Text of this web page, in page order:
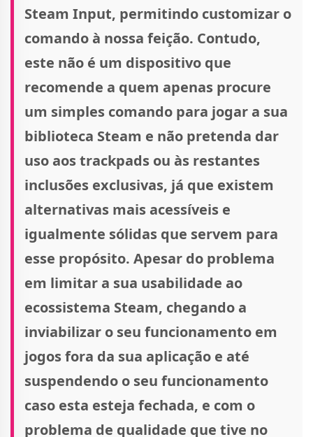
Steam Input, permitindo customizar o
comando à nossa feição. Contudo,
este não é um dispositivo que
recomende a quem apenas procure
um simples comando para jogar a sua
biblioteca Steam e não pretenda dar
uso aos trackpads ou às restantes
inclusões exclusivas, já que existem
alternativas mais acessíveis e
igualmente sólidas que servem para
esse propósito. Apesar do problema
em limitar a sua usabilidade ao
ecossistema Steam, chegando a
inviabilizar o seu funcionamento em
jogos fora da sua aplicação e até
suspendendo o seu funcionamento
caso esta esteja fechada, e com o
problema de qualidade que tive no